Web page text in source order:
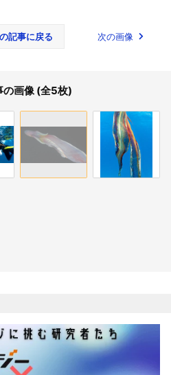
記事に戻る 次の画像
の画像 (全5枚)